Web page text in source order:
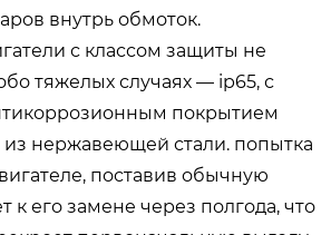
внутрь обмоток.
с классом защиты не
тяжелых случаях — ip65, с
покрытием
из нержавеющей стали. попытка
поставив обычную
к его замене через полгода, что